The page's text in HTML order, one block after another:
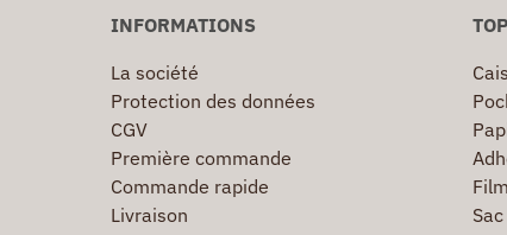
INFORMATIONS
La société
Protection des données
CGV
Première commande
Commande rapide
Livraison